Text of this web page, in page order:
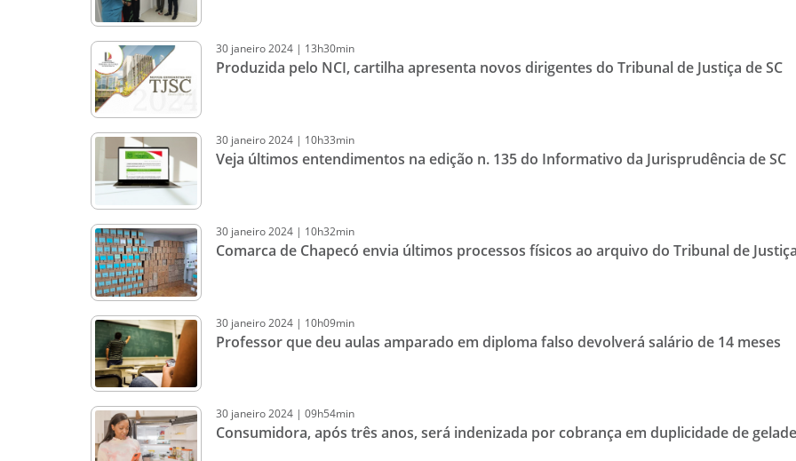
30 janeiro2024 | 13h30min
Produzida pelo NCI, cartilha apresenta novos dirigentes do Tribunal de Justiça de SC
30 janeiro2024 | 10h33min
Veja últimos entendimentos na edição n. 135 do Informativo da Jurisprudência de SC
30 janeiro2024 | 10h32min
Comarca de Chapecó envia últimos processos físicos ao arquivo do Tribunal de
30 janeiro2024 | 10h09min
Professor que deu aulas amparado em diploma falso devolverá salário de 14 meses
30 janeiro2024 | 09h54min
Consumidora, após três anos, será indenizada por cobrança em duplicidade de